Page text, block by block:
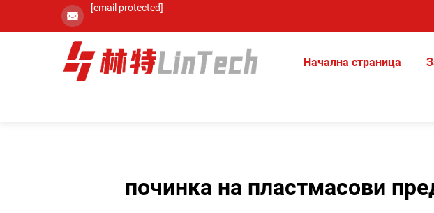
[email protected]
Начална страница
починка на пластмасови